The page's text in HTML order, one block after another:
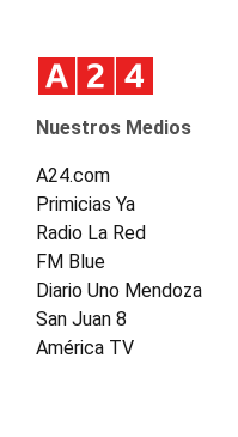
Nuestros Medios
A24.com
Primicias Ya
Radio La Red
FM Blue
Diario Uno Mendoza
San Juan 8
América TV